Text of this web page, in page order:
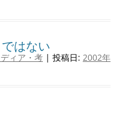
はない
ィア・考 | 投稿日: 2002年